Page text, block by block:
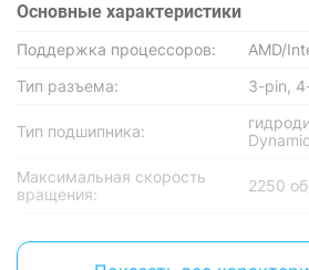
Основные характеристики
Поддержка процессоров:
AMD/
Тип разъема:
3-pin,
Тип подшипника:
Максимальная скорость
вращения:
2250
Охлаждение